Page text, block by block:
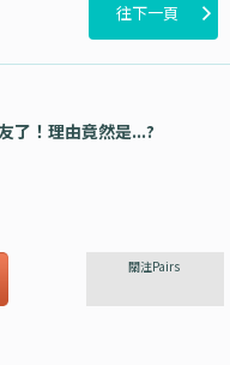
往下一頁
了！理由竟然是...?
關注Pairs